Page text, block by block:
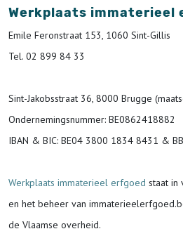
Werkplaats immaterieel
Emile Feronstraat 153, 1060 Sint-Gillis
Tel. 02 899 84 33
Sint-Jakobsstraat 36, 8000 Brugge
Ondernemingsnummer: BE0862418882
IBAN & BIC: BE04 3800 1834 8431 &
Werkplaats immaterieel erfgoed staat in
en het beheer van
de Vlaamse overheid.